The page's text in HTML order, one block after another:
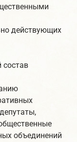
действующих
состав
объединений